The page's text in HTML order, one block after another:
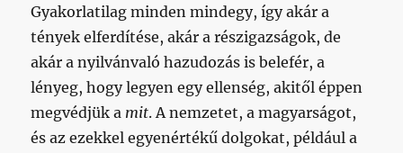
Gyakorlatilag minden mindegy, így akár a
tények elferdítése, akár a részigazságok, de
akár a nyilvánvaló hazudozás is belefér, a
lényeg, hogy legyen egy ellenség, akitől éppen
megvédjük a mit. A nemzetet, a magyarságot,
és az ezekkel egyenértékű dolgokat, például a